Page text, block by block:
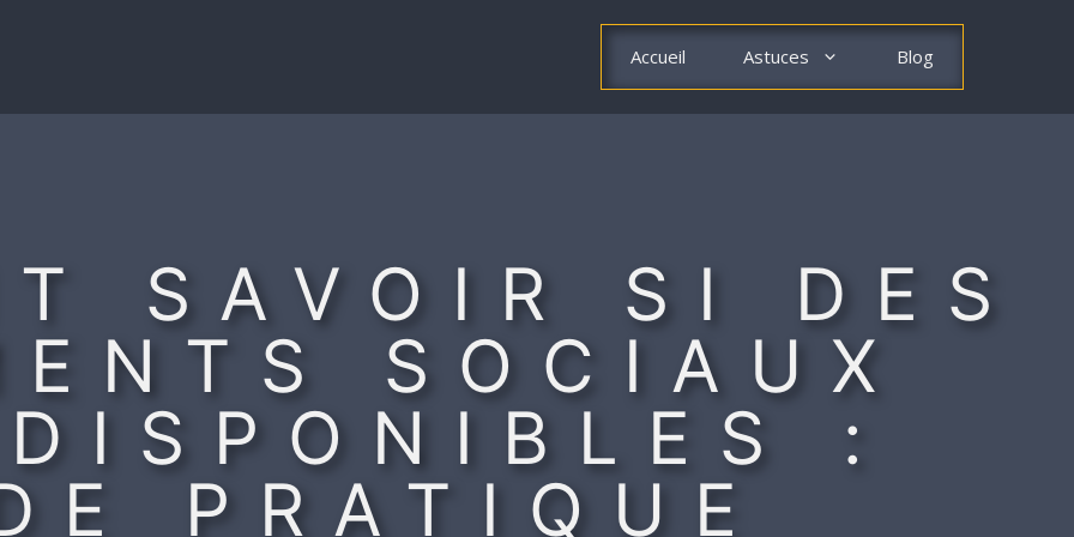
Accueil Astuces Blog
SAVOIR SI DES
SOCIAUX
:
PRATIQUE